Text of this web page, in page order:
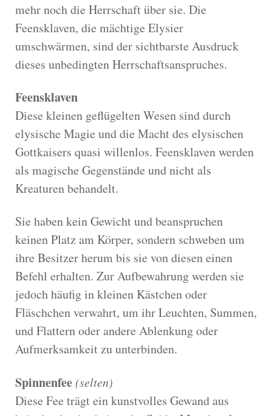
mehr noch die Herrschaft über sie. Die
Feensklaven, die mächtige Elysier
umschwärmen, sind der sichtbarste Ausdruck
dieses unbedingten Herrschaftsanspruches.
Feensklaven
Diese kleinen geflügelten Wesen sind durch
elysische Magie und die Macht des elysischen
Gottkaisers quasi willenlos. Feensklaven werden
als magische Gegenstände und nicht als
Kreaturen behandelt.
Sie haben kein Gewicht und beanspruchen
keinen Platz am Körper, sondern schweben um
ihre Besitzer herum bis sie von diesen einen
Befehl erhalten. Zur Aufbewahrung werden sie
jedoch häufig in kleinen Kästchen oder
Fläschchen verwahrt, um ihr Leuchten, Summen,
und Flattern oder andere Ablenkung oder
Aufmerksamkeit zu unterbinden.
Spinnenfee (selten)
Diese Fee trägt ein kunstvolles Gewand aus